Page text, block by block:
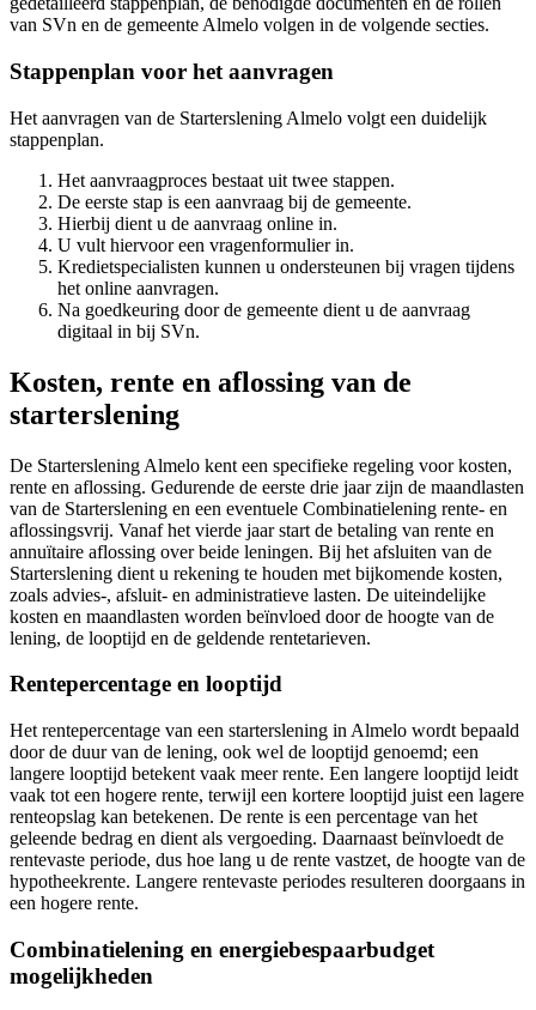
van SVn en de gemeente Almelo volgen in de volgende secties.
Stappenplan voor het aanvragen
Het aanvragen van de Starterslening Almelo volgt een duidelijk
stappenplan.
Het aanvraagproces bestaat uit twee stappen.
De eerste stap is een aanvraag bij de gemeente.
Hierbij dient u de aanvraag online in.
U vult hiervoor een vragenformulier in.
Kredietspecialisten kunnen u ondersteunen bij vragen tijdens
het online aanvragen.
Na goedkeuring door de gemeente dient u de aanvraag
digitaal in bij SVn.
Kosten, rente en aflossing van de
starterslening
De Starterslening Almelo kent een specifieke regeling voor kosten,
rente en aflossing. Gedurende de eerste drie jaar zijn de maandlasten
van de Starterslening en een eventuele Combinatielening rente- en
aflossingsvrij. Vanaf het vierde jaar start de betaling van rente en
annuïtaire aflossing over beide leningen. Bij het afsluiten van de
Starterslening dient u rekening te houden met bijkomende kosten,
zoals advies-, afsluit- en administratieve lasten. De uiteindelijke
kosten en maandlasten worden beïnvloed door de hoogte van de
lening, de looptijd en de geldende rentetarieven.
Rentepercentage en looptijd
Het rentepercentage van een starterslening in Almelo wordt bepaald
door de duur van de lening, ook wel de looptijd genoemd; een
langere looptijd betekent vaak meer rente. Een langere looptijd leidt
vaak tot een hogere rente, terwijl een kortere looptijd juist een lagere
renteopslag kan betekenen. De rente is een percentage van het
geleende bedrag en dient als vergoeding. Daarnaast beïnvloedt de
rentevaste periode, dus hoe lang u de rente vastzet, de hoogte van de
hypotheekrente. Langere rentevaste periodes resulteren doorgaans in
een hogere rente.
Combinatielening en energiebespaarbudget
mogelijkheden